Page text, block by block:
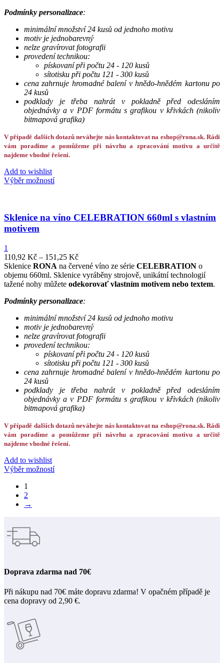
Podmínky personalizace:
minimální množství 24 kusů od jednoho motivu
motiv je jednobarevný
nelze gravírovat fotografii
provedení technikou:
pískovaní při počtu 24 - 120 kusů
sítotisku při počtu 121 - 300 kusů
cena zahrnuje hromadné balení v hnědo-hnědém kartonu po
24 kusů
podklady je třeba nahrát v pokladně před odesláním
objednávky a v PDF formátu s grafikou v křivkách (nikoliv
bitmapová grafika)
V případě dalších dotazů neváhejte nás kontaktovat na eshop@rona.sk. Rádi
vám poradíme a pomůžeme při návrhu a zpracování motivu a určitě
najdeme vhodné řešení.
Add to wishlist
Výběr možností
Sklenice na víno CELEBRATION 660ml s vlastním
motivem
1
110,92 Kč – 151,25 Kč
Sklenice RONA na červené víno ze série CELEBRATION o
objemu 660ml. Sklenice vyráběny strojově, unikátní technologií
tažené nohy můžete odekorovať vlastním motivem nebo textem.
Podmínky personalizace:
minimální množství 24 kusů od jednoho motivu
motiv je jednobarevný
nelze gravírovat fotografii
provedení technikou:
pískovaní při počtu 24 - 120 kusů
sítotisku při počtu 121 - 300 kusů
cena zahrnuje hromadné balení v hnědo-hnědém kartonu po
24 kusů
podklady je třeba nahrát v pokladně před odesláním
objednávky a v PDF formátu s grafikou v křivkách (nikoliv
bitmapová grafika)
V případě dalších dotazů neváhejte nás kontaktovat na eshop@rona.sk. Rádi
vám poradíme a pomůžeme při návrhu a zpracování motivu a určitě
najdeme vhodné řešení.
Add to wishlist
Výběr možností
1
2
→
Doprava zdarma nad 70€
Při nákupu nad 70€ máte dopravu zdarma! V opačném případě je
cena dopravy od 2,90 €.